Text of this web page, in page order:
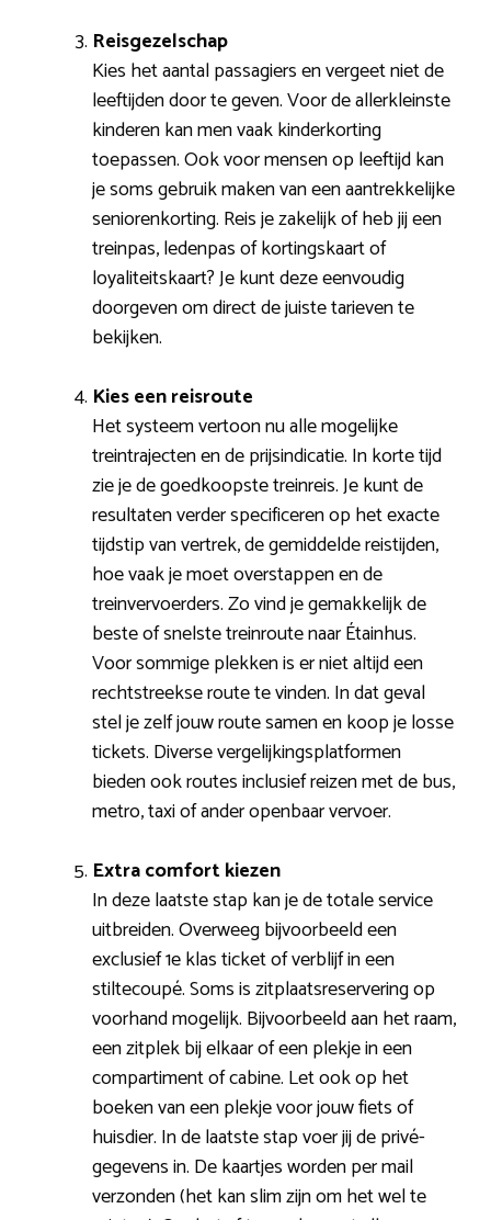
Reisgezelschap
Kies het aantal passagiers en vergeet niet de
leeftijden door te geven. Voor de allerkleinste
kinderen kan men vaak kinderkorting
toepassen. Ook voor mensen op leeftijd kan
je soms gebruik maken van een aantrekkelijke
seniorenkorting. Reis je zakelijk of heb jij een
treinpas, ledenpas of kortingskaart of
loyaliteitskaart? Je kunt deze eenvoudig
doorgeven om direct de juiste tarieven te
bekijken.
Kies een reisroute
Het systeem vertoon nu alle mogelijke
treintrajecten en de prijsindicatie. In korte tijd
zie je de goedkoopste treinreis. Je kunt de
resultaten verder specificeren op het exacte
tijdstip van vertrek, de gemiddelde reistijden,
hoe vaak je moet overstappen en de
treinvervoerders. Zo vind je gemakkelijk de
beste of snelste treinroute naar Étainhus.
Voor sommige plekken is er niet altijd een
rechtstreekse route te vinden. In dat geval
stel je zelf jouw route samen en koop je losse
tickets. Diverse vergelijkingsplatformen
bieden ook routes inclusief reizen met de bus,
metro, taxi of ander openbaar vervoer.
Extra comfort kiezen
In deze laatste stap kan je de totale service
uitbreiden. Overweeg bijvoorbeeld een
exclusief 1e klas ticket of verblijf in een
stiltecoupé. Soms is zitplaatsreservering op
voorhand mogelijk. Bijvoorbeeld aan het raam,
een zitplek bij elkaar of een plekje in een
compartiment of cabine. Let ook op het
boeken van een plekje voor jouw fiets of
huisdier. In de laatste stap voer jij de privé-
gegevens in. De kaartjes worden per mail
verzonden (het kan slim zijn om het wel te